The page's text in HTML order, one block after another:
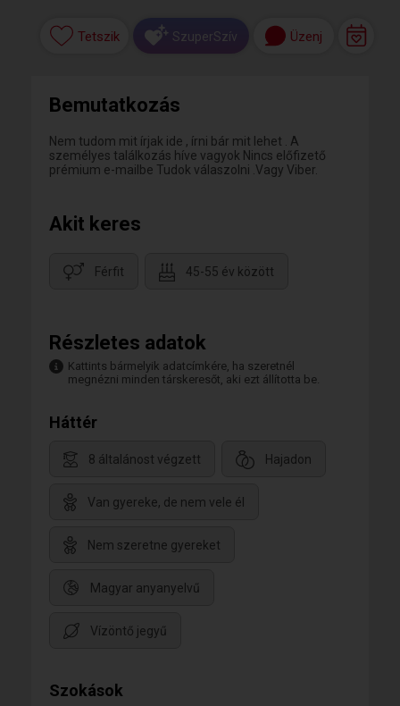
Tetszik SzuperSzív Üzenj
Bemutatkozás
Nem tudom mit írjak ide , írni bár mit lehet . A
személyes találkozás híve vagyok Nincs előfizető
prémium e-mailbe Tudok válaszolni .Vagy Viber.
Akit keres
Férfit 45-55 év között
Részletes adatok
Kattints bármelyik adatcímkére, ha szeretnél
megnézni minden társkeresőt, aki ezt állította be.
Háttér
8 általánost végzett Hajadon
Van gyereke, de nem vele él
Nem szeretne gyereket
Magyar anyanyelvű
Vízöntő jegyű
Szokások